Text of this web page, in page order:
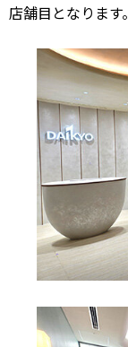
店舗目となります。